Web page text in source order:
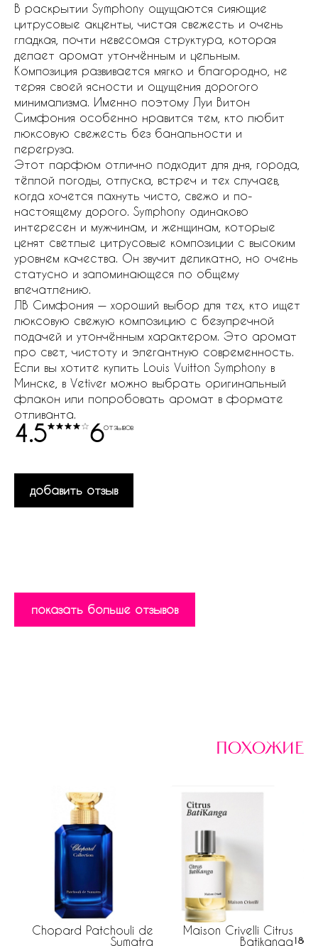
В раскрытии Symphony ощущаются сияющие
цитрусовые акценты, чистая свежесть и очень
гладкая, почти невесомая структура, которая
делает аромат утончённым и цельным.
Композиция развивается мягко и благородно, не
теряя своей ясности и ощущения дорогого
минимализма. Именно поэтому Луи Витон
Симфония особенно нравится тем, кто любит
люксовую свежесть без банальности и
перегруза.
Этот парфюм отлично подходит для дня, города,
тёплой погоды, отпуска, встреч и тех случаев,
когда хочется пахнуть чисто, свежо и по-
настоящему дорого. Symphony одинаково
интересен и мужчинам, и женщинам, которые
ценят светлые цитрусовые композиции с высоким
уровнем качества. Он звучит деликатно, но очень
статусно и запоминающеся по общему
впечатлению.
ЛВ Симфония — хороший выбор для тех, кто ищет
люксовую свежую композицию с безупречной
подачей и утончённым характером. Это аромат
про свет, чистоту и элегантную современность.
Если вы хотите купить Louis Vuitton Symphony в
Минске, в Vetiver можно выбрать оригинальный
флакон или попробовать аромат в формате
отливанта.
4.5 6отзывов
добавить отзыв
показать больше отзывов
похожие
Chopard Patchouli de
Sumatra
Maison Crivelli Citrus
Batikanga 186